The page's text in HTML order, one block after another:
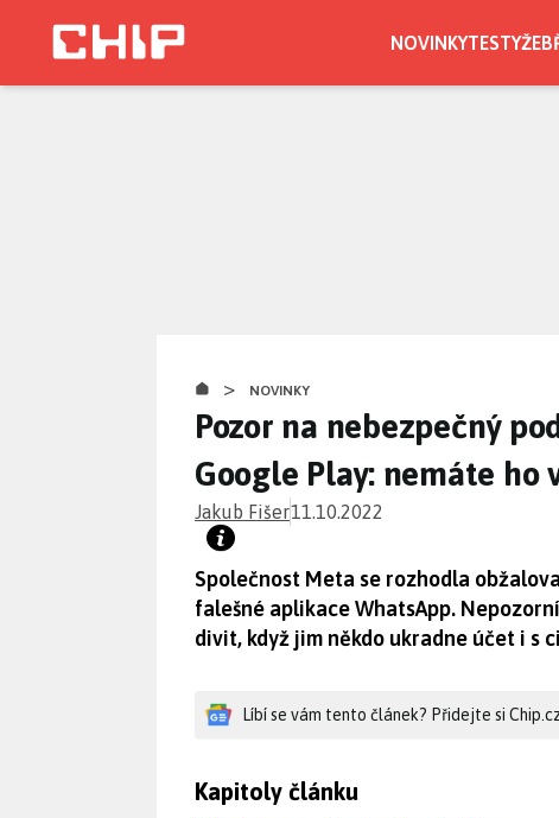
NOVINKYTESTY
> NOVINKY
Pozor na nebezpečný
Google Play: nemáte ho
Jakub Fišer11.10.2022
Společnost Meta se rozhodla
falešné aplikace WhatsApp.
divit, když jim někdo ukradne účet i s
Líbí se vám tento článek? Přidejte si
Kapitoly článku